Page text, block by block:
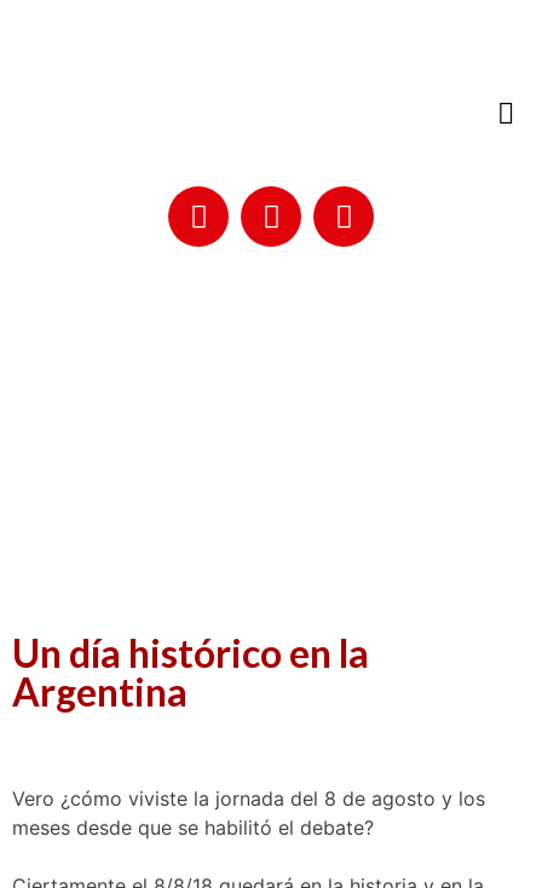
Un día histórico en la
Argentina
Vero ¿cómo viviste la jornada del 8 de agosto y los
meses desde que se habilitó el debate?